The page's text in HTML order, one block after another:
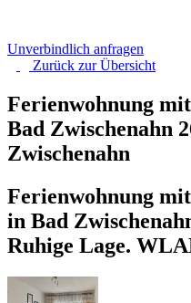
Unverbindlich anfragen
Zurück zurÜbersicht
Ferienwohnung
Bad Zwischenahn
Zwischenahn
Ferienwohnung
in Bad
Ruhige Lage.